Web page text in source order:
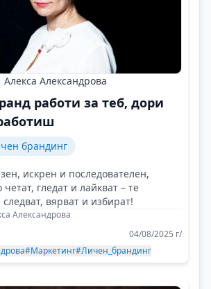
Алекса Александрова
работи за теб, дори
брандинг
искрен и последователен,
гледат и лайкват – те
вярват и избират!
Александрова
04/08/2025 г/
#Маркетинг#Личен_брандинг